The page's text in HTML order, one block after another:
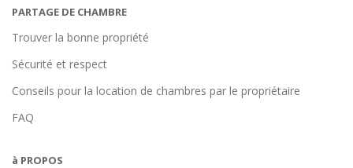
PARTAGE DE CHAMBRE
Trouver la bonne propriété
Sécurité et respect
Conseils pour la location de chambres par le propriétaire
FAQ
à PROPOS